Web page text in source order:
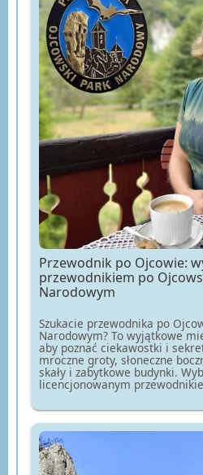
Przewodnik po Ojcowie:
przewodnikiem po
Narodowym
Szukacie przewodnika po
Narodowym? To wyjątkowe
aby poznać ciekawostki i
mroczne groty, słoneczne
skały i zabytkowe budynki.
licencjonowanym